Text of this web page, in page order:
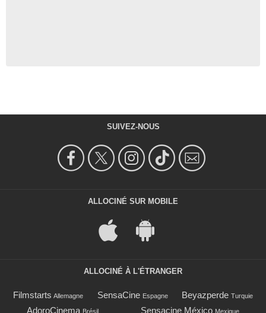
SUIVEZ-NOUS
ALLOCINÉ SUR MOBILE
ALLOCINÉ À L'ÉTRANGER
Filmstarts Allemagne SensaCine Espagne Beyazperde Turquie
AdoroCinema Brésil Sensacine México Mexique